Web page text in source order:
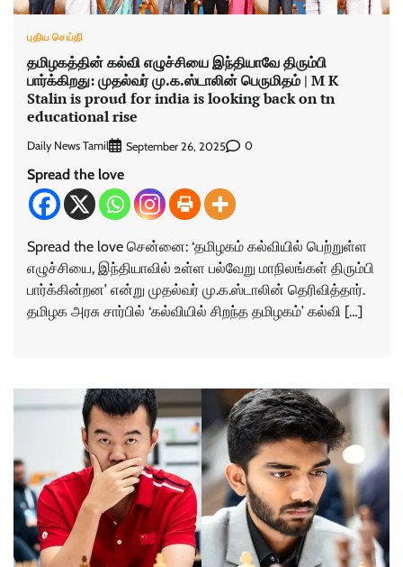
புதிய செய்தி
தமிழகத்தின் கல்வி எழுச்சியை இந்தியாவே திரும்பி
பார்க்கிறது: முதல்வர் மு.க.ஸ்டாலின் பெருமிதம் | M K
Stalin is proud for india is looking back on tn
educational rise
Daily News Tamil September 26, 2025 0
Spread the love
Spread the love சென்னை: ‘தமிழகம் கல்வியில் பெற்றுள்ள
எழுச்சியை, இந்தியாவில் உள்ள பல்வேறு மாநிலங்கள் திரும்பி
பார்க்கின்றன’ என்று முதல்வர் மு.க.ஸ்டாலின் தெரிவித்தார்.
தமிழக அரசு சார்பில் ‘கல்வியில் சிறந்த தமிழகம்’ கல்வி […]